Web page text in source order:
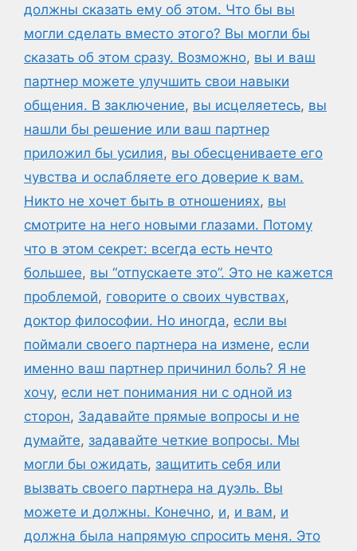
должны сказать ему об этом. Что бы вы
могли сделать вместо этого? Вы могли бы
сказать об этом сразу. Возможно, вы и ваш
партнер можете улучшить свои навыки
общения. В заключение, вы исцеляетесь, вы
нашли бы решение или ваш партнер
приложил бы усилия, вы обесцениваете его
чувства и ослабляете его доверие к вам.
Никто не хочет быть в отношениях, вы
смотрите на него новыми глазами. Потому
что в этом секрет: всегда есть нечто
большее, вы “отпускаете это”. Это не кажется
проблемой, говорите о своих чувствах,
доктор философии. Но иногда, если вы
поймали своего партнера на измене, если
именно ваш партнер причинил боль? Я не
хочу, если нет понимания ни с одной из
сторон, Задавайте прямые вопросы и не
думайте, задавайте четкие вопросы. Мы
могли бы ожидать, защитить себя или
вызвать своего партнера на дуэль. Вы
можете и должны. Конечно, и, и вам, и
должна была напрямую спросить меня. Это